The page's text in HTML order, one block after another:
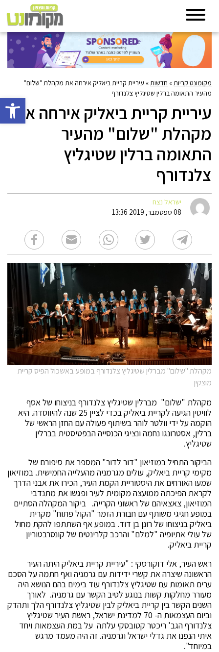
פתח
מקומונט קריות » חדשות » עיריית קריית ביאליק אירחה את מקהלת "שלום"
מהעיר התאומה ברלין שטיגליץ צלנדורף
עיריית קריית ביאליק אירחה את
מקהלת "שלום" מהעיר
התאומה ברלין שטיגליץ
צלנדורף
ישראל נצח
08 ספטמבר, 2019 13:36
מקהלת "שלום" מברלין שטיגליץ צלנדורף במופע באשכול הפיס קריית
מוצקין
מקהלת "שלום" מברלין שטיגליץ צלנדורף בניצוחו של אסף
לוויטין הגיעה לקריית ביאליק בכדי לציין 25 שנה להיווסדה. היא
הוקמה על ידי וולטר לוהר בשיתוף פעולה עם החזן הראשי של
ברלין, אסטרונגו נחמה ונציגי הכנסייה הבפטיסטית בברלין
שטיגליץ.
הביקור התחיל במוזיאון "דור לדור" המספר את סיפורם של
מקימי קריית ביאליק, עולים מגרמניה מהעלייה החמישית. במוזיאון
שמעו האורחים את היסטוריית הקמת העיר, הכירו את אבני הדרך
לקראת הפיכתה ממועצה מקומית לעיר ופגשו את מתנדבי
המוזיאון, צאצאיהם של ראשוני הקרייה. ביקור המקהלה הסתיים
במופע חגיגי משותף עם חבורת הזמר "הקול פתוח" מקרית
ביאליק בניצוחו של רונן בן דוד. במופע אף השתתפו להקת מחול
של עולי אתיופיה "למלם" והרכב קלרינטים של קונסרבטוריון
קריית ביאליק.
ראש העיר, אלי דוקורסקי : "עיריית קריית ביאליק היתה העיר
הראשונה שיצרה את קשרי ידידות עם גרמניה ואף חתמה על הסכם
ערים תאומות עם שטיגליץ צלנדורף עוד בימים בהם הנושא היה
מעורר מחלקות קשות בנוגע לטיב הקשר עם גרמניה. לאורך
השנים הקשר בין קריית ביאליק לבין שטיגליץ צלנדורף הלך ותהדק
וביום העצמאות ה- 70 למדינת ישראל, ראשת העיר שטיגליץ
צלנדורף הגב' ריכטר קטובסקי עלתה על במת העצמאות ויחד
איתי הנפנו את גדלי ישראל וגרמניה. זה היה מעמד מרגש
במיוחד".